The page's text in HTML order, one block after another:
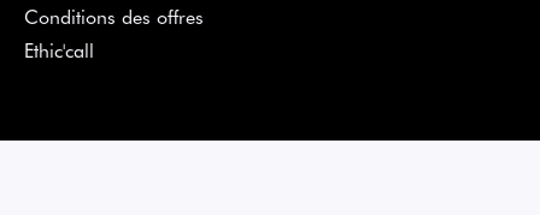
Conditions des offres
Ethic'call